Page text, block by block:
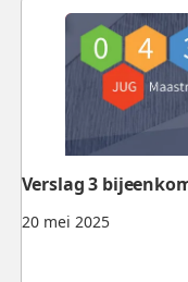
20 mei 2025
Verslag 3